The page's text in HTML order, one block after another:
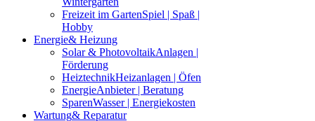
Freizeit im GartenSpiel | Spaß |
Hobby
Energie& Heizung
Solar & PhotovoltaikAnlagen |
Förderung
HeiztechnikHeizanlagen | Öfen
EnergieAnbieter | Beratung
SparenWasser | Energiekosten
Wartung& Reparatur